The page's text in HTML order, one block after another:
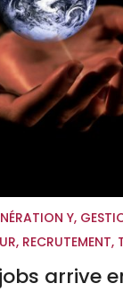
Y,
, RECRUTEMENT,
arrive